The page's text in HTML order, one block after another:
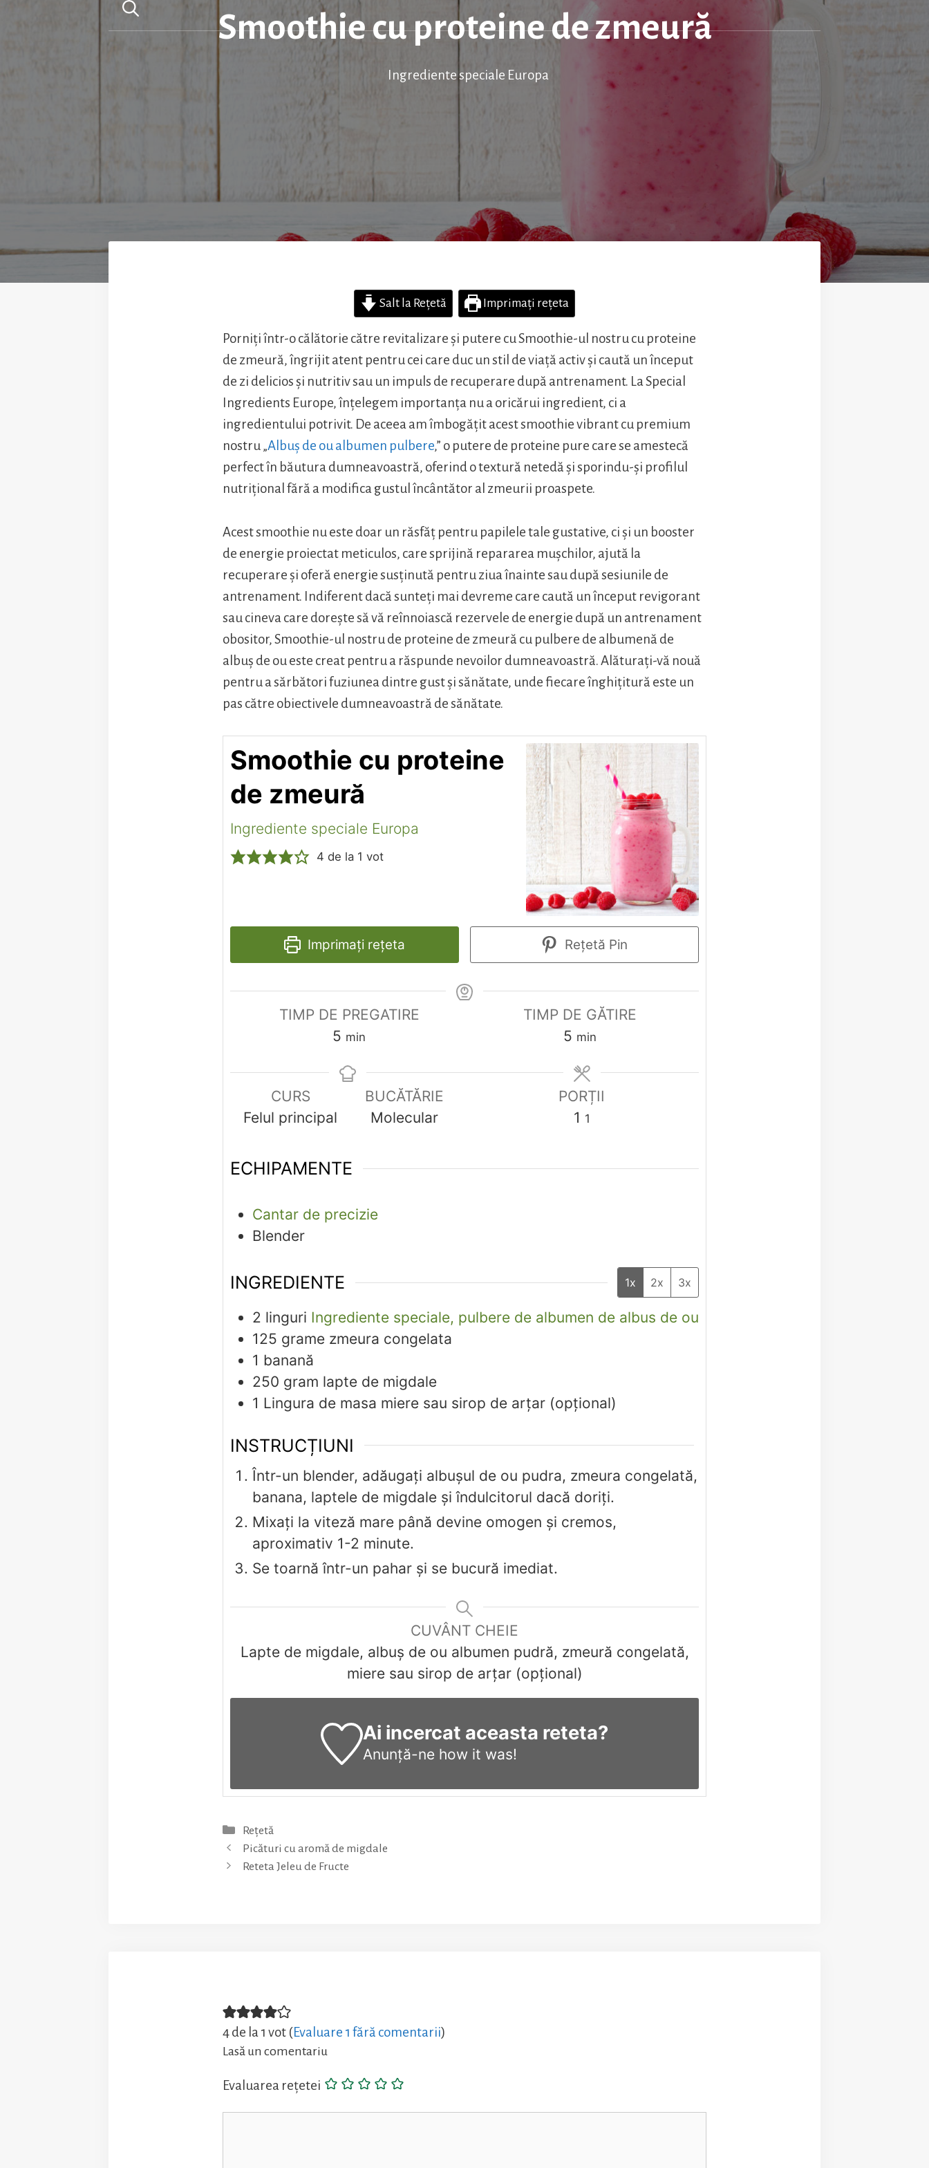
Smoothie cu proteine de zmeură
Ingrediente speciale Europa
Salt la Rețetă Imprimați rețeta
Porniți într-o călătorie către revitalizare și putere cu Smoothie-ul nostru cu proteine
de zmeură, îngrijit atent pentru cei care duc un stil de viață activ și caută un început
de zi delicios și nutritiv sau un impuls de recuperare după antrenament. La Special
Ingredients Europe, înțelegem importanța nu a oricărui ingredient, ci a
ingredientului potrivit. De aceea am îmbogățit acest smoothie vibrant cu premium
nostru „Albuș de ou albumen pulbere,” o putere de proteine pure care se amestecă
perfect în băutura dumneavoastră, oferind o textură netedă și sporindu-și profilul
nutrițional fără a modifica gustul încântător al zmeurii proaspete.
Acest smoothie nu este doar un răsfăț pentru papilele tale gustative, ci și un booster
de energie proiectat meticulos, care sprijină repararea mușchilor, ajută la
recuperare și oferă energie susținută pentru ziua înainte sau după sesiunile de
antrenament. Indiferent dacă sunteți mai devreme care caută un început revigorant
sau cineva care dorește să vă reînnoiască rezervele de energie după un antrenament
obositor, Smoothie-ul nostru de proteine de zmeură cu pulbere de albumenă de
albuș de ou este creat pentru a răspunde nevoilor dumneavoastră. Alăturați-vă nouă
pentru a sărbători fuziunea dintre gust și sănătate, unde fiecare înghițitură este un
pas către obiectivele dumneavoastră de sănătate.
Smoothie cu proteine
de zmeură
Ingrediente speciale Europa
4 de la 1 vot
Imprimați rețeta Rețetă Pin
TIMP DE PREGATIRE
5 minute
min
TIMP DE GĂTIRE
5 minute
min
CURS
Felul principal
BUCĂTĂRIE
Molecular
PORȚII
1 1
ECHIPAMENTE
Cantar de precizie
Blender
INGREDIENTE 1x 2x 3x
2 linguri Ingrediente speciale, pulbere de albumen de albus de ou
125 grame zmeura congelata
1 banană
250 gram lapte de migdale
1 Lingura de masa miere sau sirop de arțar (opțional)
INSTRUCȚIUNI
Într-un blender, adăugați albușul de ou pudra, zmeura congelată,
banana, laptele de migdale și îndulcitorul dacă doriți.
Mixați la viteză mare până devine omogen și cremos,
aproximativ 1-2 minute.
Se toarnă într-un pahar și se bucură imediat.
CUVÂNT CHEIE
Lapte de migdale, albuș de ou albumen pudră, zmeură congelată,
miere sau sirop de arțar (opțional)
Ai incercat aceasta reteta?
Anunță-ne how it was!
Categorii
Reţetă
Picături cu aromă de migdale
Reteta Jeleu de Fructe
4 de la 1 vot (Evaluare 1 fără comentarii)
Lasă un comentariu
Evaluarea rețetei